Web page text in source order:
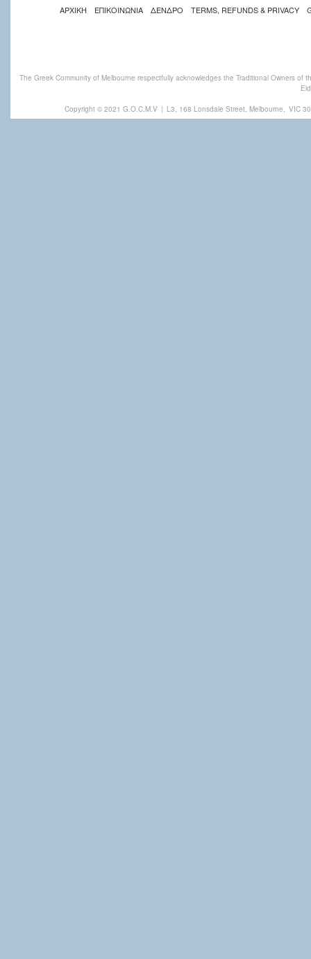
ΑΡΧΙΚΗ ΕΠΙΚΟΙΝΩΝΙΑ ΔΕΝΔΡΟ TERMS, REFUNDS & PRIVACY
The Greek Community of Melbourne respectfully acknowledges the Traditional Owners
Copyright © 2021 G.O.C.M.V | L3, 168 Lonsdale Street, Melbourne, VIC